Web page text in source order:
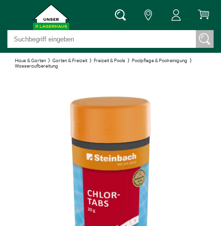
Haus & Garten Garten & Freizeit Freizeit & Pools
Poolpflege & Poolreinigung
Wasseraufbereitung